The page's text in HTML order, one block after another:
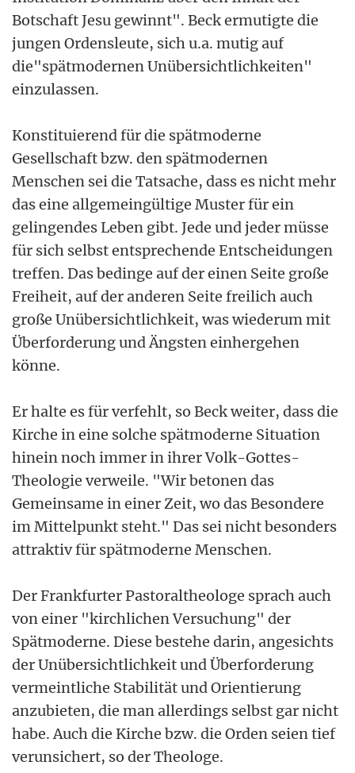
Botschaft Jesu gewinnt". Beck ermutigte die
jungen Ordensleute, sich u.a. mutig auf
die"spätmodernen Unübersichtlichkeiten"
einzulassen.
Konstituierend für die spätmoderne
Gesellschaft bzw. den spätmodernen
Menschen sei die Tatsache, dass es nicht mehr
das eine allgemeingültige Muster für ein
gelingendes Leben gibt. Jede und jeder müsse
für sich selbst entsprechende Entscheidungen
treffen. Das bedinge auf der einen Seite große
Freiheit, auf der anderen Seite freilich auch
große Unübersichtlichkeit, was wiederum mit
Überforderung und Ängsten einhergehen
könne.
Er halte es für verfehlt, so Beck weiter, dass die
Kirche in eine solche spätmoderne Situation
hinein noch immer in ihrer Volk-Gottes-
Theologie verweile. "Wir betonen das
Gemeinsame in einer Zeit, wo das Besondere
im Mittelpunkt steht." Das sei nicht besonders
attraktiv für spätmoderne Menschen.
Der Frankfurter Pastoraltheologe sprach auch
von einer "kirchlichen Versuchung" der
Spätmoderne. Diese bestehe darin, angesichts
der Unübersichtlichkeit und Überforderung
vermeintliche Stabilität und Orientierung
anzubieten, die man allerdings selbst gar nicht
habe. Auch die Kirche bzw. die Orden seien tief
verunsichert, so der Theologe.